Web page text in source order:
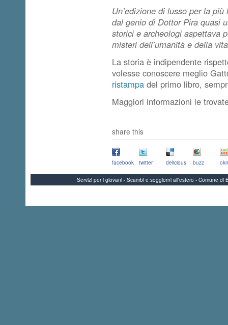
Un’edizione di lusso per la
dal genio di Dottor Pira quasi
storici e archeologi aspettava
misteri dell’umanità e della
La storia è indipendente
volesse conoscere meglio
ristampa del primo libro,
Maggiori informazioni le
share this
facebook twitter delicious buzz
Servizi per i giovani - Scambi e soggiorni all'estero - Comune